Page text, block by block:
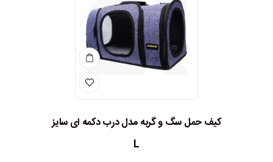
کیف حمل سگ و گربه مدل درب دکمه ای سایز
L